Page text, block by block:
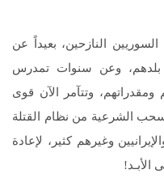
النازحين، بعيداً عن
بلدهم، وعن سنوات تمدرس
وتتآمر الآن قوى
الشرعية من نظام القتلة
وغيرهم كثير، لإعادة
الأبـد!